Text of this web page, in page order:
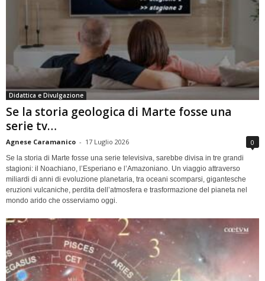
Didattica e Divulgazione
Se la storia geologica di Marte fosse una
serie tv…
Agnese Caramanico - 17 Luglio 2026 0
Se la storia di Marte fosse una serie televisiva, sarebbe divisa in tre grandi
stagioni: il Noachiano, l’Esperiano e l’Amazoniano. Un viaggio attraverso
miliardi di anni di evoluzione planetaria, tra oceani scomparsi, gigantesche
eruzioni vulcaniche, perdita dell’atmosfera e trasformazione del pianeta nel
mondo arido che osserviamo oggi.